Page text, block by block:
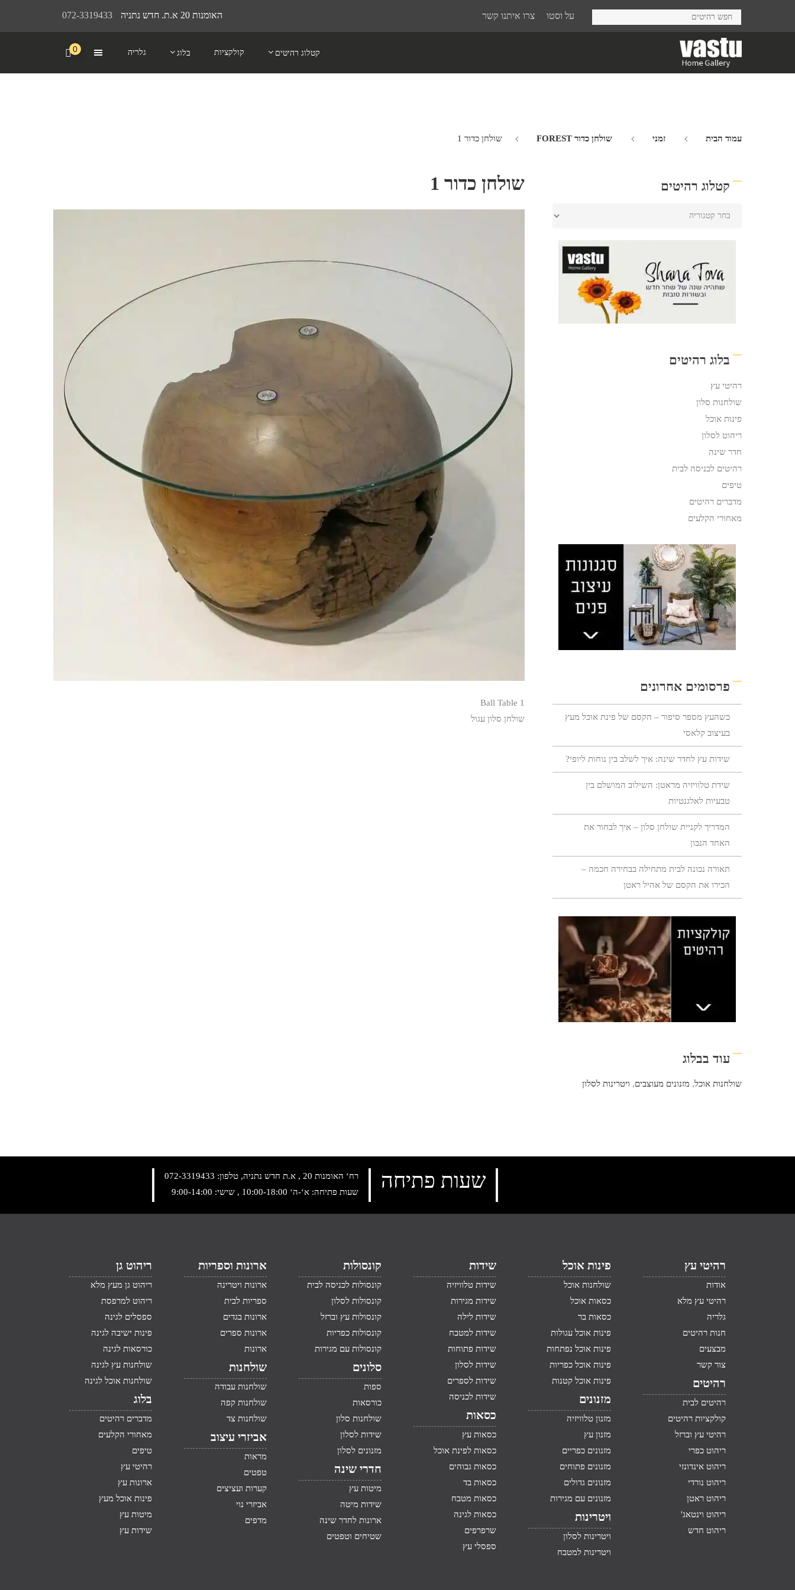
072-3319433 האומנות 20 א.ת. חדש נתניה על וסטו צרו איתנו קשר
קטלוג רהיטים קולקציות בלוג גלריה 0
עמוד הבית זמני שולחן כדור FOREST שולחן כדור 1
שולחן כדור 1
Ball Table 1
שולחן סלון עגול
קטלוג רהיטים
בלוג רהיטים
רהיטי עץ
שולחנות סלון
פינות אוכל
ריהוט לסלון
חדר שינה
רהיטים לכניסה לבית
טיפים
מדברים רהיטים
מאחורי הקלעים
פרסומים אחרונים
כשהעץ מספר סיפור – הקסם של פינת אוכל מעץ
בעיצוב קלאסי
שידות עץ לחדר שינה: איך לשלב בין נוחות ליופי?
שידת טלוויזיה מראטן: השילוב המושלם בין
טבעיות לאלגנטיות
המדריך לקניית שולחן סלון – איך לבחור את
האחד הנכון
תאורה נכונה לבית מתחילה בבחירה חכמה –
הכירו את הקסם של אהיל ראטן
עוד בבלוג
שולחנות אוכל, מזנונים מעוצבים, ויטרינות לסלון
רח‘ האומנות 20 , א.ת חדש נתניה, טלפון:
072-3319433
שעות פתיחה: א‘-ה‘ 10:00-18:00 , שישי: 9:00-14:00
שעות פתיחה
רהיטי עץ
אודות
רהיטי עץ מלא
גלריה
חנות רהיטים
מבצעים
צור קשר
רהיטים
רהיטים לבית
קולקציות רהיטים
רהיטי עץ וברזל
ריהוט כפרי
ריהוט אינדונזי
ריהוט נורדי
ריהוט ראטן
ריהוט וינטאג'
ריהוט חדש
פינות אוכל
שולחנות אוכל
כסאות אוכל
כסאות בר
פינות אוכל עגולות
פינות אוכל נפתחות
פינות אוכל כפריות
פינות אוכל קטנות
מזנונים
מזנון טלוויזיה
מזנון עץ
מזנונים כפריים
מזנונים פתוחים
מזנונים גדולים
מזנונים עם מגירות
ויטרינות
ויטרינות לסלון
ויטרינות למטבח
שידות
שידות טלוויזיה
שידות מגירות
שידות לילה
שידות למטבח
שידות פתוחות
שידות לסלון
שידות לספרים
שידות לכניסה
כסאות
כסאות עץ
כסאות לפינת אוכל
כסאות גבוהים
כסאות בד
כסאות מטבח
כסאות לגינה
שרפרפים
ספסלי עץ
קונסולות
קונסולות לכניסה לבית
קונסולות לסלון
קונסולות עץ וברזל
קונסולות כפריות
קונסולות עם מגירות
סלונים
ספות
כורסאות
שולחנות סלון
שידות לסלון
מזנונים לסלון
חדרי שינה
מיטות עץ
שידות מיטה
ארונות לחדר שינה
שטיחים וטפטים
ארונות וספריות
ארונות ויטרינה
ספריות לבית
ארונות בגדים
ארונות ספרים
ארונות
שולחנות
שולחנות עבודה
שולחנות קפה
שולחנות צד
אביזרי עיצוב
מראות
טפטים
קערות ועציצים
אביזרי נוי
מדפים
ריהוט גן
ריהוט גן מעץ מלא
ריהוט למרפסת
ספסלים לגינה
פינות ישיבה לגינה
כורסאות לגינה
שולחנות עץ לגינה
שולחנות אוכל לגינה
בלוג
מדברים רהיטים
מאחורי הקלעים
טיפים
רהיטי עץ
ארונות עץ
פינות אוכל מעץ
מיטות עץ
שידות עץ